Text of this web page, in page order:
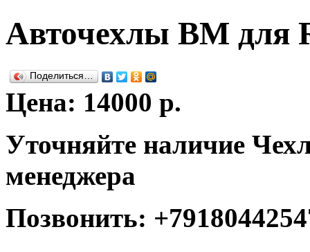
Авточехлы BM для
Поделиться…
Цена: 14000 р.
Уточняйте наличие
менеджера
Позвонить: